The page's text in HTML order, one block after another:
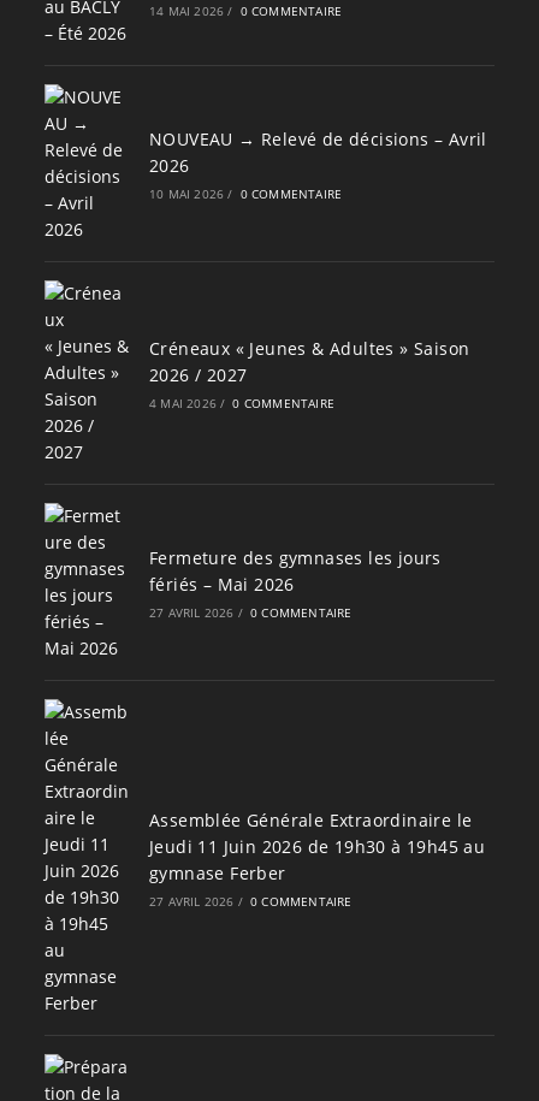
14 MAI 2026 / 0 COMMENTAIRE
NOUVEAU → Relevé de décisions – Avril
2026
10 MAI 2026 / 0 COMMENTAIRE
Créneaux « Jeunes & Adultes » Saison
2026 / 2027
4 MAI 2026 / 0 COMMENTAIRE
Fermeture des gymnases les jours
fériés – Mai 2026
27 AVRIL 2026 / 0 COMMENTAIRE
Assemblée Générale Extraordinaire le
Jeudi 11 Juin 2026 de 19h30 à 19h45 au
gymnase Ferber
27 AVRIL 2026 / 0 COMMENTAIRE